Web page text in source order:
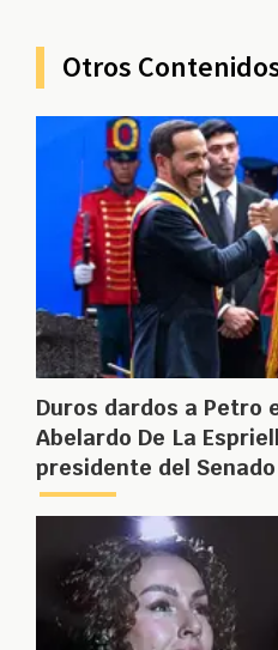
Otros
Duros dardos a Petro
Abelardo De La
presidente del Senado